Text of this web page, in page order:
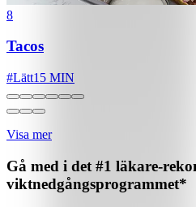
8
Tacos
#Lätt15 MIN
Visa mer
Gå med i det #1 läkare-
viktnedgångsprogrammet*